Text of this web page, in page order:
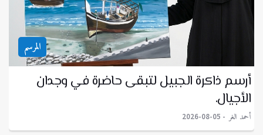
المرسم
أرسم ذاكرة الجبيل لتبقى حاضرة في وجدان
الأجيال.
أحمد الغر 2026-08-05